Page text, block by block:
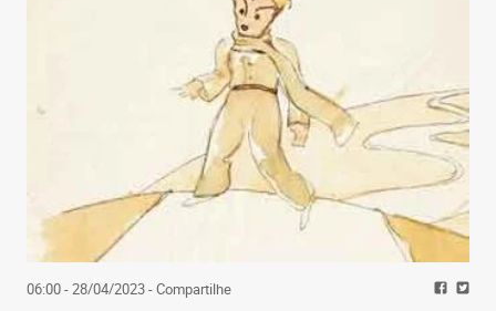
06:00 - 28/04/2023- Compartilhe